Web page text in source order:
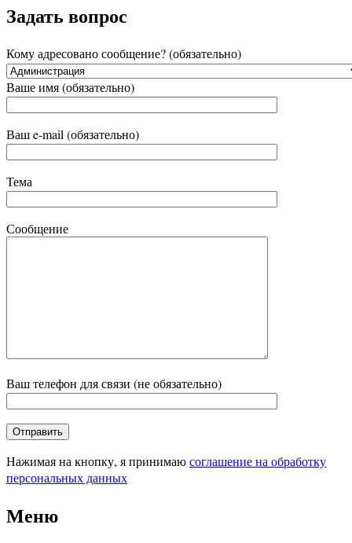
Задать вопрос
Кому адресовано сообщение? (обязательно)
Ваше имя (обязательно)
Ваш e-mail (обязательно)
Тема
Сообщение
Ваш телефон для связи (не обязательно)
Нажимая на кнопку, я принимаюсоглашение на обработку
персональных данных
Меню